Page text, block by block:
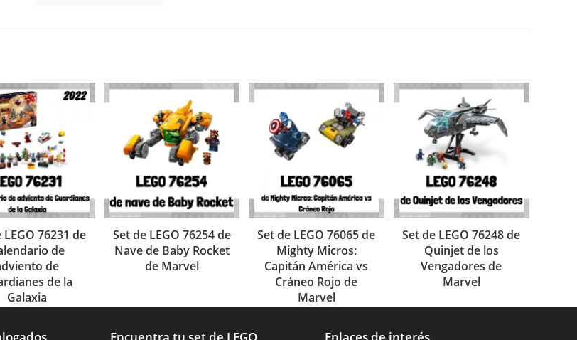
LEGO 76231 de
de
de
de la
Galaxia
Set de LEGO 76254 de
Nave de Baby Rocket
de Marvel
Set de LEGO 76065 de
Mighty Micros:
Capitán América vs
Cráneo Rojo de
Marvel
Set de LEGO 76248 de
Quinjet de los
Vengadores de
Marvel
Encuentra tu set de LEGO Enlaces de interés